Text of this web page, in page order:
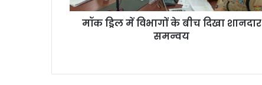
मॉक ड्रिल में विभागों के बीच दिखा शानदार
समन्वय